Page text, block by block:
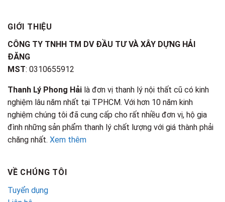
GIỚI THIỆU
CÔNG TY TNHH TM DV ĐẦU TƯ VÀ XÂY DỰNG HẢI
ĐĂNG
MST: 0310655912
Thanh Lý Phong Hải là đơn vị thanh lý nội thất cũ có kinh
nghiệm lâu năm nhất tại TPHCM. Với hơn 10 năm kinh
nghiệm chúng tôi đã cung cấp cho rất nhiều đơn vị, hộ gia
đình những sản phẩm thanh lý chất lượng với giá thành phải
chăng nhất. Xem thêm
VỀ CHÚNG TÔI
Tuyển dụng